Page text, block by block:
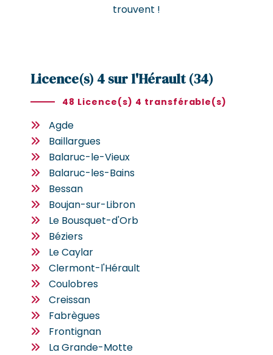
trouvent !
Licence(s) 4 sur l'Hérault (34)
48 Licence(s) 4 transférable(s)
Agde
Baillargues
Balaruc-le-Vieux
Balaruc-les-Bains
Bessan
Boujan-sur-Libron
Le Bousquet-d'Orb
Béziers
Le Caylar
Clermont-l'Hérault
Coulobres
Creissan
Fabrègues
Frontignan
La Grande-Motte